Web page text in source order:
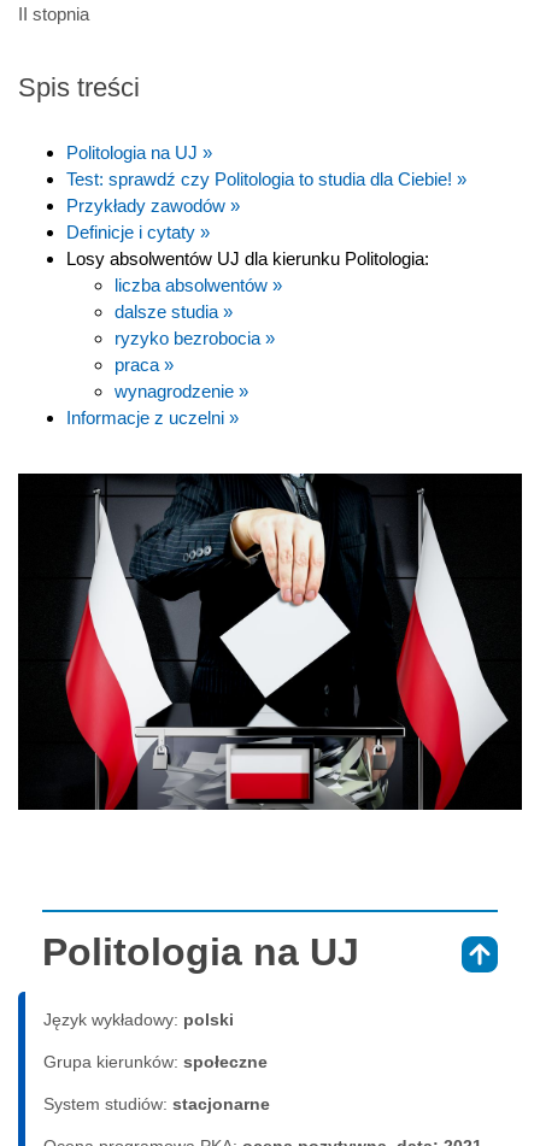
II stopnia
Spis treści
Politologia na UJ »
Test: sprawdź czy Politologia to studia dla Ciebie! »
Przykłady zawodów »
Definicje i cytaty »
Losy absolwentów UJ dla kierunku Politologia:
liczba absolwentów »
dalsze studia »
ryzyko bezrobocia »
praca »
wynagrodzenie »
Informacje z uczelni »
Politologia na UJ
Język wykładowy: polski
Grupa kierunków: społeczne
System studiów: sta­cjo­nar­ne